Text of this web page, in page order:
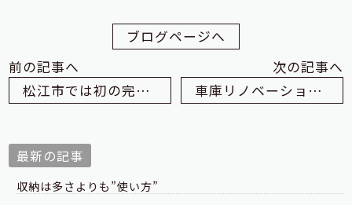
ブログページへ
前の記事へ
松江市では初の完成見学会！
次の記事へ
車庫リノベーションで別荘に？！
最新の記事
収納は多さよりも”使い方”